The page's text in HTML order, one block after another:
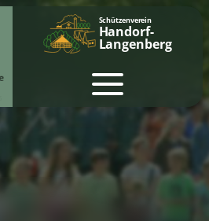
Schützenverein
Handorf-
Langenberg